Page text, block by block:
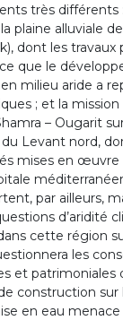
très différents
plaine alluviale
dont les
que le
milieu aride a
; et la
– Ougarit
Levant nord,
mises en œuvre
par ailleurs,
d’aridité
cette région
les
et patrimoniales
construction sur
en eau